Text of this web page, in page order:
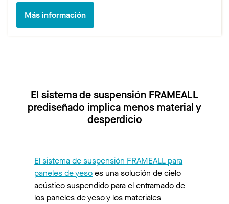
Más información
El sistema de suspensión FRAMEALL
prediseñado implica menos material y
desperdicio
El sistema de suspensión FRAMEALL para
paneles de yesoes una solución de cielo
acústico suspendido para el entramado de
los paneles de yeso y los materiales